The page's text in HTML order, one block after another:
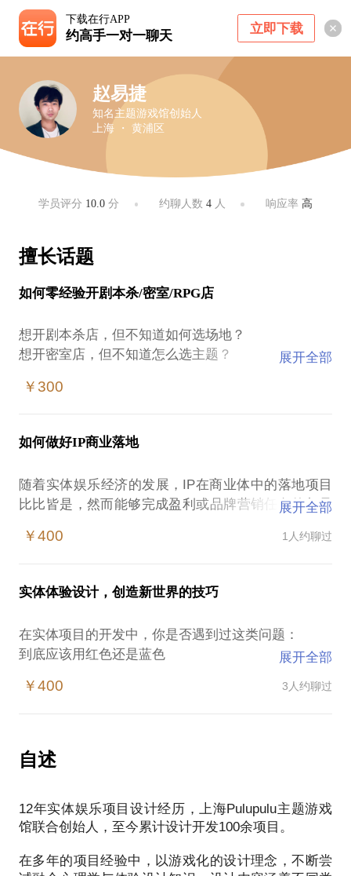
下载在行APP
约高手一对一聊天 立即下载
赵易捷
知名主题游戏馆创始人
上海 ・ 黄浦区
学员评分 10.0 分 约聊人数 4人 响应率 高
擅长话题
如何零经验开剧本杀/密室/RPG店
想开剧本杀店，但不知道如何选场地？
想开密室店，但不知道怎么选主题？
人员怎么配置？
营销怎么做？
该不该加盟？
12年从业、上百个项目经验，做过500w的项目，也做
分析，提供最适合的建议，并分享我的经验与例子以
供参考。
任何一个赚钱的行业，也都有它亏钱的可能，这一切
展开全部
￥300
如何做好IP商业落地
随着实体娱乐经济的发展，IP在商业体中的落地项目
比比皆是，然而能够完成盈利或品牌营销任务的却是
系，剖析项目的成败因素，为您的项目进行深入诊
断。
如果您是IP拥有者，我将为您解读商业体的核心诉
求，分析IP的特质与商业化前景，探讨定制化的品牌
变现模式与可能性；
的品牌与合作方式建议；
如果您是商业投资人，我将为您解读实体娱乐项目的
发展趋势，介绍成熟IP落地项目的特征，点评潜在的
项目机会与风险。
展开全部
￥400 1人约聊过
实体体验设计，创造新世界的技巧
在实体项目的开发中，你是否遇到过这类问题：
到底应该用红色还是蓝色
走廊是不是太宽了
括体验设计的知识，因此更多时候只能通过国家规
范、历史经验，再略微结合甲方的只言片语来展开设
真正的精品无法通过这种方式诞生。
实际上解决上述这类问题的思路，就像是做菜一样，
到底要不要再多放点盐，取决于这是一道什么口味的
菜，而选择菜品，则是需要根据就餐的人而定的。
展开全部
￥400 3人约聊过
自述
12年实体娱乐项目设计经历，上海Pulupulu主题游戏
馆联合创始人，至今累计设计开发100余项目。
在多年的项目经验中，以游戏化的设计理念，不断尝